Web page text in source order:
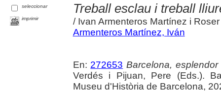
seleccionar
imprimir
Treball esclau i treball
/ Ivan Armenteros Martínez i
Armenteros Martínez, Iván
En: 272653 Barcelona,
Verdés i Pijuan, Pere (Eds.).
Museu d'Història de Barcelona,